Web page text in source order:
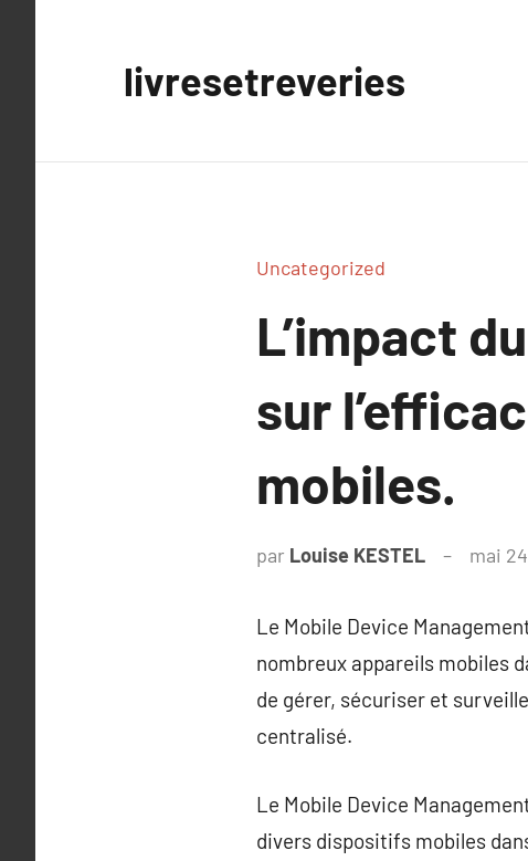
livresetreveries
Uncategorized
L’impact
sur
mobiles.
par Louise KESTEL mai
Le Mobile Device
nombreux appareils mobiles
de gérer, sécuriser et
centralisé.
Le Mobile Device
divers dispositifs mobiles